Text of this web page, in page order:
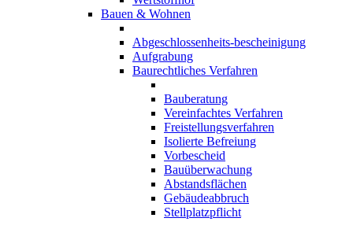
Bauen & Wohnen
Abgeschlossenheits-bescheinigung
Aufgrabung
Baurechtliches Verfahren
Bauberatung
Vereinfachtes Verfahren
Freistellungsverfahren
Isolierte Befreiung
Vorbescheid
Bauüberwachung
Abstandsflächen
Gebäudeabbruch
Stellplatzpflicht